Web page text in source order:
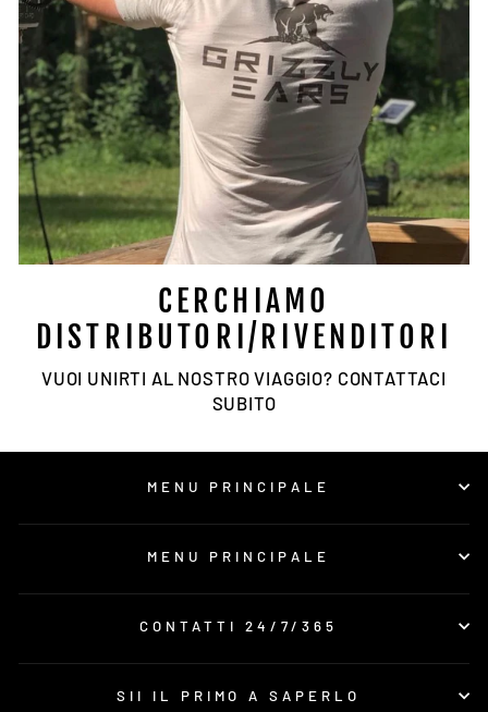
CERCHIAMO
DISTRIBUTORI/RIVENDITORI
VUOI UNIRTI AL NOSTRO VIAGGIO? CONTATTACI
SUBITO
MENU PRINCIPALE
MENU PRINCIPALE
CONTATTI 24/7/365
SII IL PRIMO A SAPERLO